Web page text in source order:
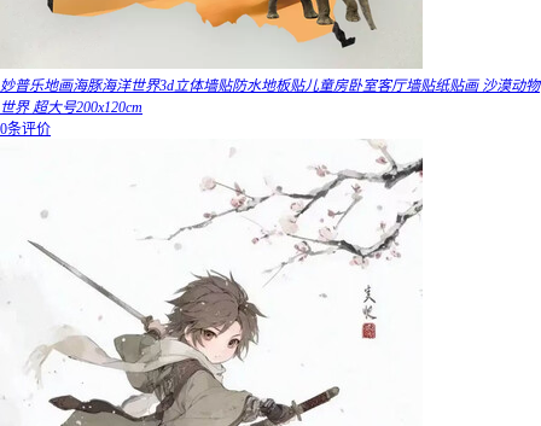
妙普乐地画海豚海洋世界3d立体墙贴防水地板贴儿童房卧室客厅墙贴纸贴画 沙漠动物
世界 超大号200x120cm
0条评价